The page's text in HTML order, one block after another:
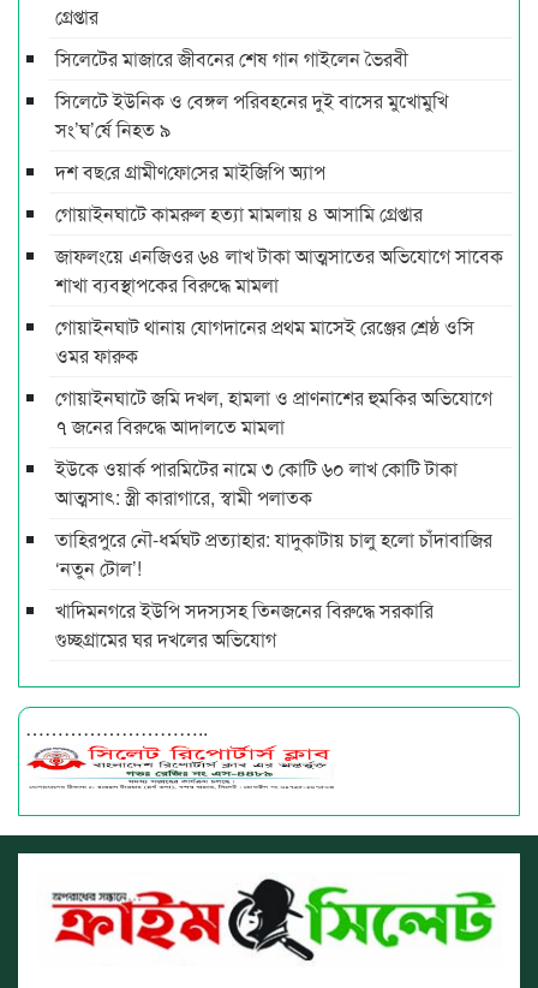
গ্রেপ্তার
সিলেটের মাজারে জীবনের শেষ গান গাইলেন ভৈরবী
সিলেটে ইউনিক ও বেঙ্গল পরিবহনের দুই বাসের মুখোমুখি
সং’ঘ’র্ষে নিহত ৯
দশ বছ‌রে গ্রামীণ‌ফো‌সের মাইজিপি অ্যাপ
গোয়াইনঘাটে কামরুল হত্যা মামলায় ৪ আসামি গ্রেপ্তার
জাফলংয়ে এনজিওর ৬৪ লাখ টাকা আত্মসাতের অভিযোগে সাবেক
শাখা ব্যবস্থাপকের বিরুদ্ধে মামলা
গোয়াইনঘাট থানায় যোগদানের প্রথম মাসেই রেঞ্জের শ্রেষ্ঠ ওসি
ওমর ফারুক
গোয়াইনঘাটে জমি দখল, হামলা ও প্রাণনাশের হুমকির অভিযোগে
৭ জনের বিরুদ্ধে আদালতে মামলা
ইউকে ওয়ার্ক পারমিটের নামে ৩ কোটি ৬০ লাখ কোটি টাকা
আত্মসাৎ: স্ত্রী কারাগারে, স্বামী পলাতক
তাহিরপুরে নৌ-ধর্মঘট প্রত্যাহার: যাদুকাটায় চালু হলো চাঁদাবাজির
‘নতুন টোল’!
খাদিমনগরে ইউপি সদস্যসহ তিনজনের বিরুদ্ধে সরকারি
গুচ্ছগ্রামের ঘর দখলের অভিযোগ
………………………..